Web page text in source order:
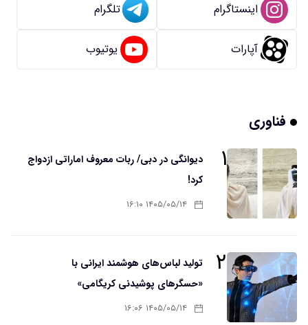
اینستاگرام تلگرام
آپارات یوتیوب
فناوری
۱
دیوانگی در دبی/ ربات معروف اماراتی ازدواج
کرد!
۱۴۰۵/۰۵/۱۴ ۱۶:۱۰
۲
تولید لباس‌های هوشمند ایرانی با
«حسگرهای پوشیدنی کریگامی»
۱۴۰۵/۰۵/۱۴ ۱۶:۰۶